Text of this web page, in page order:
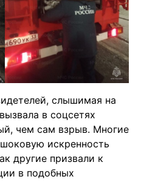
слышимая на
в соцсетях
чем сам взрыв. Многие
искренность
другие призвали к
в подобных